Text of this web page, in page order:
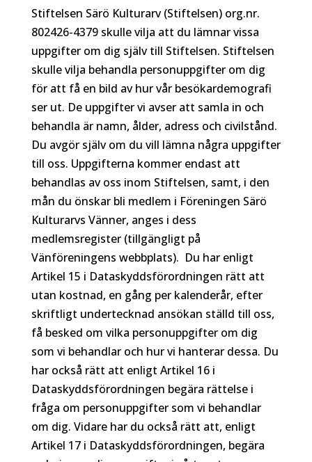
Stiftelsen Särö Kulturarv (Stiftelsen) org.nr.
802426-4379 skulle vilja att du lämnar vissa
uppgifter om dig själv till Stiftelsen. Stiftelsen
skulle vilja behandla personuppgifter om dig
för att få en bild av hur vår besökardemografi
ser ut. De uppgifter vi avser att samla in och
behandla är namn, ålder, adress och civilstånd.
Du avgör själv om du vill lämna några uppgifter
till oss. Uppgifterna kommer endast att
behandlas av oss inom Stiftelsen, samt, i den
mån du önskar bli medlem i Föreningen Särö
Kulturarvs Vänner, anges i dess
medlemsregister (tillgängligt på
Vänföreningens webbplats). Du har enligt
Artikel 15 i Dataskyddsförordningen rätt att
utan kostnad, en gång per kalenderår, efter
skriftligt undertecknad ansökan ställd till oss,
få besked om vilka personuppgifter om dig
som vi behandlar och hur vi hanterar dessa. Du
har också rätt att enligt Artikel 16 i
Dataskyddsförordningen begära rättelse i
fråga om personuppgifter som vi behandlar
om dig. Vidare har du också rätt att, enligt
Artikel 17 i Dataskyddsförordningen, begära